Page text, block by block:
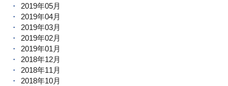
2019年05月
2019年04月
2019年03月
2019年02月
2019年01月
2018年12月
2018年11月
2018年10月